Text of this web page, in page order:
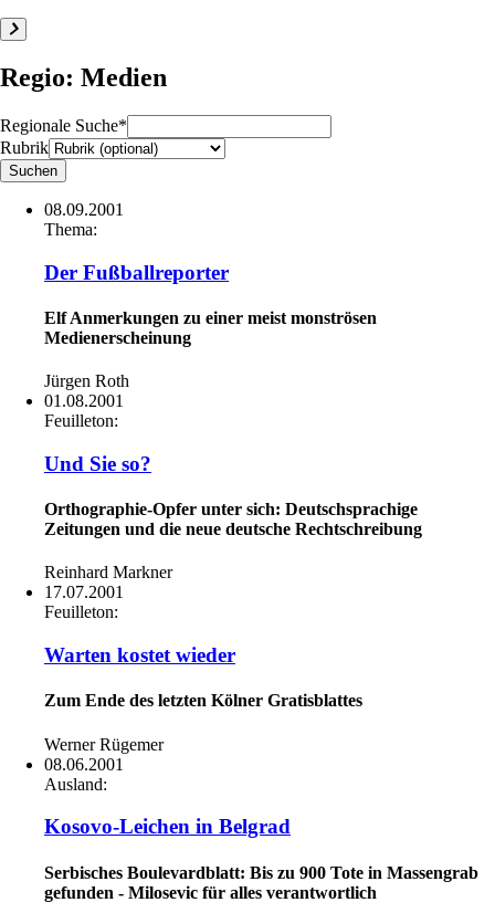
Regio: Medien
Regionale Suche*
Rubrik
08.09.2001
Thema:
Der Fußballreporter
Elf Anmerkungen zu einer meist monströsen
Medienerscheinung
Jürgen Roth
01.08.2001
Feuilleton:
Und Sie so?
Orthographie-Opfer unter sich: Deutschsprachige
Zeitungen und die neue deutsche Rechtschreibung
Reinhard Markner
17.07.2001
Feuilleton:
Warten kostet wieder
Zum Ende des letzten Kölner Gratisblattes
Werner Rügemer
08.06.2001
Ausland:
Kosovo-Leichen in Belgrad
Serbisches Boulevardblatt: Bis zu 900 Tote in Massengrab
gefunden - Milosevic für alles verantwortlich